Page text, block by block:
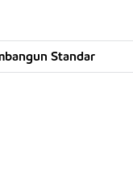
Standar